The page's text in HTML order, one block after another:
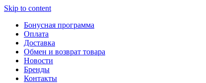
Skip to content
Бонусная программа
Оплата
Доставка
Обмен и возврат товара
Новости
Бренды
Контакты